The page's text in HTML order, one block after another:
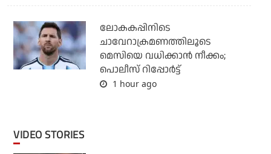
ലോകകപ്പിനിടെ
ചാവേറാക്രമണത്തിലൂടെ
മെസിയെ വധിക്കാന്‍ നീക്കം;
പൊലീസ് റിപ്പോര്‍ട്ട്
1 hour ago
VIDEO STORIES